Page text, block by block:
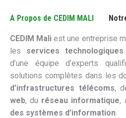
A Propos de CEDIM MALI
CEDIM Mali est une entreprise
les services
d’une équipe d’experts
solutions complètes dans les
d’infrastructures télécoms,
web, du réseau informatique,
des systèmes d’information.